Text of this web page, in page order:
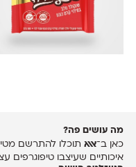
מה עושים פה?
כאן ב־אאאתוכלו להתרשם
איכותיים שעיצבו טיפוגרפים